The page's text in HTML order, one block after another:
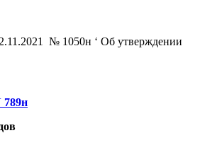
№ 1050н ‘ Oб утверждении
789н